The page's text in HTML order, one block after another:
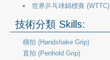
世界乒乓球錦標賽 (WTTC)
技術分類 Skills:
橫拍 (Handshake Grip)
直拍 (Penhold Grip)